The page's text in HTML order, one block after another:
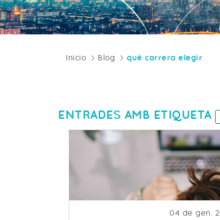
Inicio Blog qué carrera elegir
ENTRADES AMB ETIQUETA
Fecha de
04 de gen.